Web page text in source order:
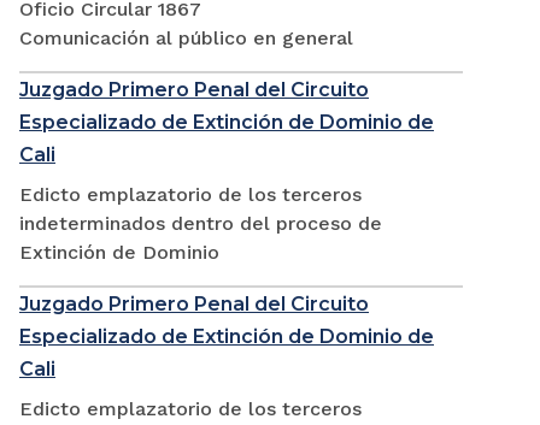
Oficio Circular 1867
Comunicación al público en general
Juzgado Primero Penal del Circuito
Especializado de Extinción de Dominio de
Cali
Edicto emplazatorio de los terceros
indeterminados dentro del proceso de
Extinción de Dominio
Juzgado Primero Penal del Circuito
Especializado de Extinción de Dominio de
Cali
Edicto emplazatorio de los terceros